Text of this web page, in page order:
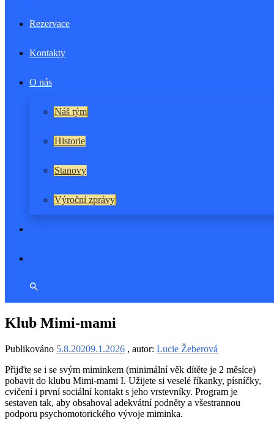
Rezervace
Kontakty
O nás
Náš tým
Historie
Stanovy
Výroční zprávy
Klub Mimi-mami
Publikováno 5.8.20209.1.2026 , autor: Lucie Žeberová
Přijďte se i se svým miminkem (minimální věk dítěte je 2 měsíce)
pobavit do klubu Mimi-mami I. Užijete si veselé říkanky, písníčky,
cvičení i první sociální kontakt s jeho vrstevníky. Program je
sestaven tak, aby obsahoval adekvátní podněty a všestrannou
podporu psychomotorického vývoje miminka.